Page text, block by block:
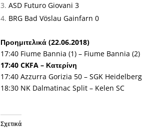
ASD Futuro Giovani 3
BRG Bad Vöslau Gainfarn 0
Προημιτελικά (22.06.2018)
17:40 Fiume Bannia (1) – Fiume Bannia (2)
17:40 CKFA – Κατερίνη
17:40 Azzurra Gorizia 50 – SGK Heidelberg
18:30 NK Dalmatinac Split – Kelen SC
Σχετικά